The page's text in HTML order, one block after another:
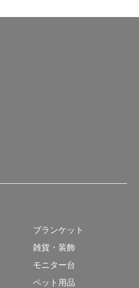
ブランケット
雑貨・装飾
モニター台
ペット用品